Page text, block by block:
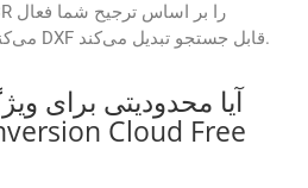
می‌کند، متن را استخراج و به یک DXF قابل جستجو تبدیل می‌کند.
آیا محدودیتی برای
Cloud Free